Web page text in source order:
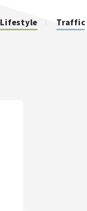
Lifestyle Traffic